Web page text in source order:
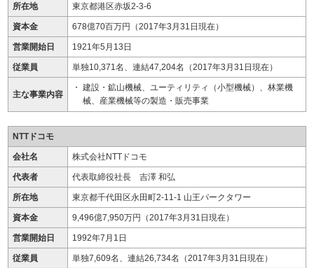
所在地 東京都港区赤坂2-3-6
資本金 678億70百万円（2017年3月31日現在）
営業開始日 1921年5月13日
従業員 単独10,371名、連結47,204名（2017年3月31日現在）
主な事業内容
建設・鉱山機械、ユーティリティ（小型機械）、林業機
械、産業機械等の製造・販売事業
NTTドコモ
会社名 株式会社NTTドコモ
代表者 代表取締役社長 吉澤 和弘
所在地 東京都千代田区永田町2-11-1 山王パークタワー
資本金 9,496億7,950万円（2017年3月31日現在）
営業開始日 1992年7月1日
従業員 単独7,609名、連結26,734名（2017年3月31日現在）